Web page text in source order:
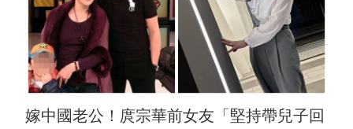
嫁中國老公！庹宗華前女友「堅持帶兒子回